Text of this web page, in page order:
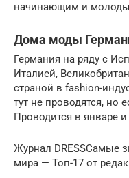
начинающим и
Дома моды
Германия на ряду с
Италией,
страной в fashion-
тут не проводятся, но
Проводится в январе
Журнал DRESSСамые
мира — Топ-17 от